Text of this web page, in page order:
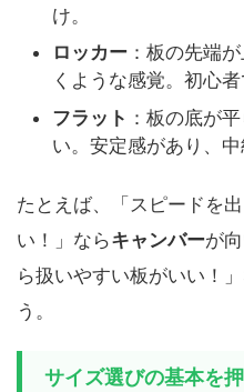
け。
ロッカー ：板の先端
くような感覚。初心者
フラット ：板の底が
い。安定感があり、中
たとえば、「スピードを
い！」ならキャンバーが
ら扱いやすい板がいい！
う。
サイズ選びの基本を